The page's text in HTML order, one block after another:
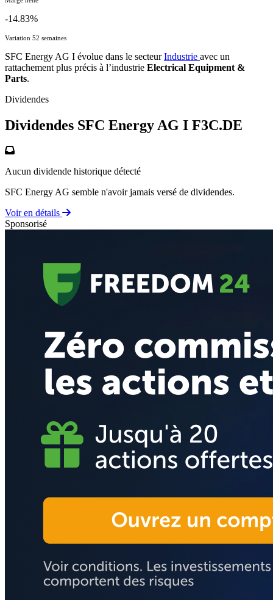
-14.83%
Variation 52 semaines
SFC Energy AG I évolue dans le secteurIndustrie avec un
rattachement plus précis à l’industrie Electrical Equipment &
Parts.
Dividendes
Dividendes SFC Energy AG I F3C.DE
Aucun dividende historique détecté
SFC Energy AG semble n'avoir jamais versé de dividendes.
Voir en détails
Sponsorisé